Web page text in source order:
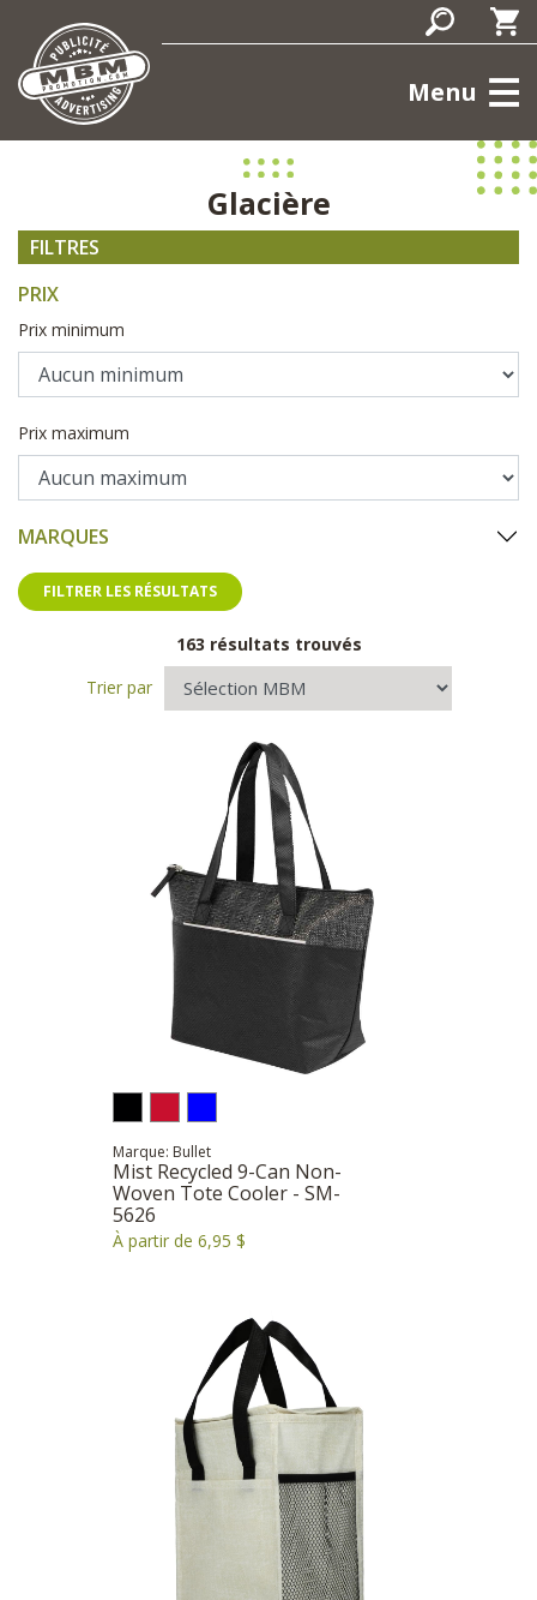
Menu
Glacière
FILTRES
PRIX
Prix minimum
Prix maximum
MARQUES
FILTRER LES RÉSULTATS
163 résultats trouvés
Trier par
Marque: Bullet
Mist Recycled 9-Can Non-
Woven Tote Cooler - SM-
5626
À partir de 6,95 $